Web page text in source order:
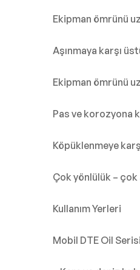
Ekipman ömrünü
Aşınmaya karşı
Ekipman ömrünü
Pas ve korozyona
Köpüklenmeye
Çok yönlülük –
Kullanım Yerleri
Mobil DTE Oil